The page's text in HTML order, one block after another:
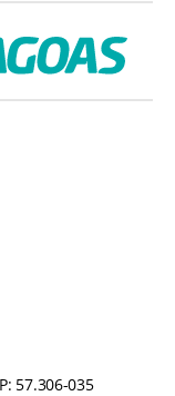
57.306-035